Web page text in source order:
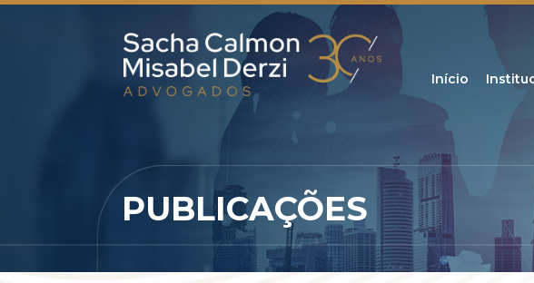
Início
PUBLICAÇÕES